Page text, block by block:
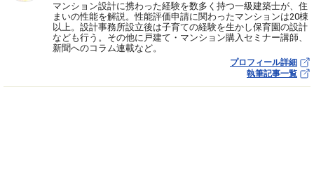
マンション設計に携わった経験を数多く持つ一級建築士が、住
まいの性能を解説。性能評価申請に関わったマンションは20棟
以上。設計事務所設立後は子育ての経験を生かし保育園の設計
なども行う。その他に戸建て・マンション購入セミナー講師、
新聞へのコラム連載など。
プロフィール詳細
執筆記事一覧